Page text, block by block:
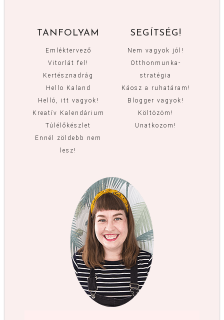
TANFOLYAM
Emléktervező
Vitorlát fel!
Kertésznadrág
Hello Kaland
Helló, itt vagyok!
Kreatív Kalendárium
Túlélőkészlet
Ennél zöldebb nem
lesz!
SEGÍTSÉG!
Nem vagyok jól!
Otthonmunka-
stratégia
Káosz a ruhatáram!
Blogger vagyok!
Költözöm!
Unatkozom!